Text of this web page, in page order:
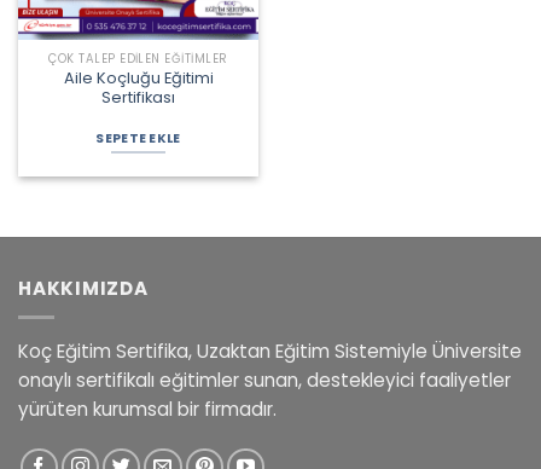
ÇOK TALEP EDILEN EĞITIMLER
Aile Koçluğu Eğitimi
Sertifikası
fiyat:
4.125,00 ₺.
andaki
fiyat:
3.675,00 ₺.
SEPETE EKLE
HAKKIMIZDA
Koç Eğitim Sertifika, Uzaktan Eğitim Sistemiyle Üniversite
onaylı sertifikalı eğitimler sunan, destekleyici faaliyetler
yürüten kurumsal bir firmadır.